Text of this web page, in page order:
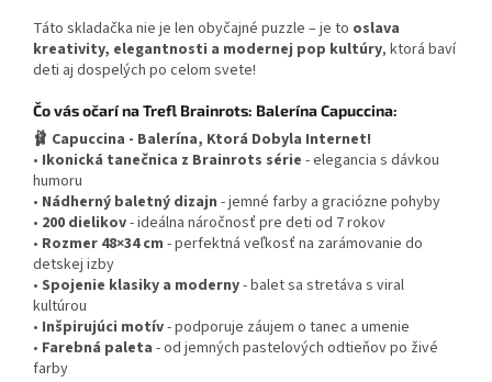
Táto skladačka nie je len obyčajné puzzle – je to oslava
kreativity, elegantnosti a modernej pop kultúry, ktorá baví
deti aj dospelých po celom svete!
Čo vás očarí na Trefl Brainrots: Balerína Capuccina:
🩰 Capuccina - Balerína, Ktorá Dobyla Internet!
• Ikonická tanečnica z Brainrots série - elegancia s dávkou
humoru
• Nádherný baletný dizajn - jemné farby a graciózne pohyby
• 200 dielikov- ideálna náročnosť pre deti od 7 rokov
• Rozmer 48×34 cm - perfektná veľkosť na zarámovanie do
detskej izby
• Spojenie klasiky a moderny- balet sa stretáva s viral
kultúrou
• Inšpirujúci motív- podporuje záujem o tanec a umenie
• Farebná paleta - od jemných pastelových odtieňov po živé
farby